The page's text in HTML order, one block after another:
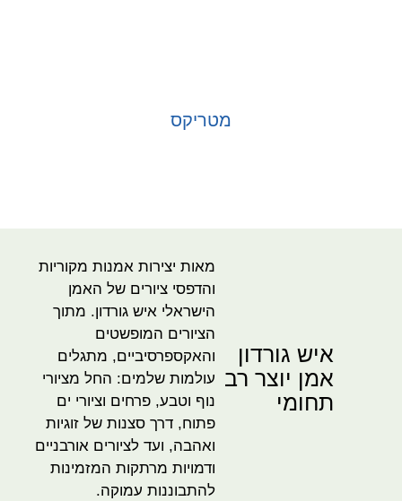
מטריקס
איש גורדון
אמן יוצר רב
תחומי
מאות יצירות אמנות מקוריות
והדפסי ציורים של האמן
הישראלי איש גורדון. מתוך
הציורים המופשטים
והאקספרסיביים, מתגלים
עולמות שלמים: החל מציורי
נוף וטבע, פרחים וציורי ים
פתוח, דרך סצנות של זוגיות
ואהבה, ועד לציורים אורבניים
ודמויות מרתקות המזמינות
להתבוננות עמוקה.